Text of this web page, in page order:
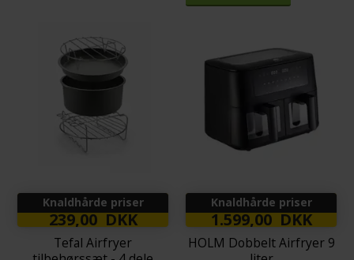
Knaldhårde priser
239,00 DKK
Tefal Airfryer
Knaldhårde priser
1.599,00 DKK
HOLM Dobbelt Airfryer 9